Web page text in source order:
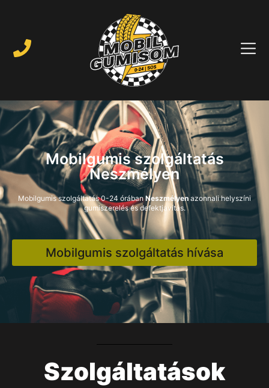
Mobilgumis szolgáltatás
Neszmélyen
Mobilgumis szolgáltatás 0-24 órábanNeszmélyen azonnali helyszíni
gumiszerelés és defektjavítás.
Mobilgumis szolgáltatás hívása
Szolgáltatások